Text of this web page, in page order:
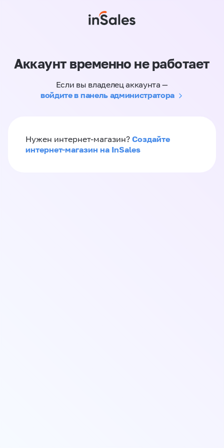
Аккаунт временно не работает
Если вы владелец аккаунта —
войдите в панель администратора
Нужен интернет-магазин? Создайте
интернет-магазин на InSales